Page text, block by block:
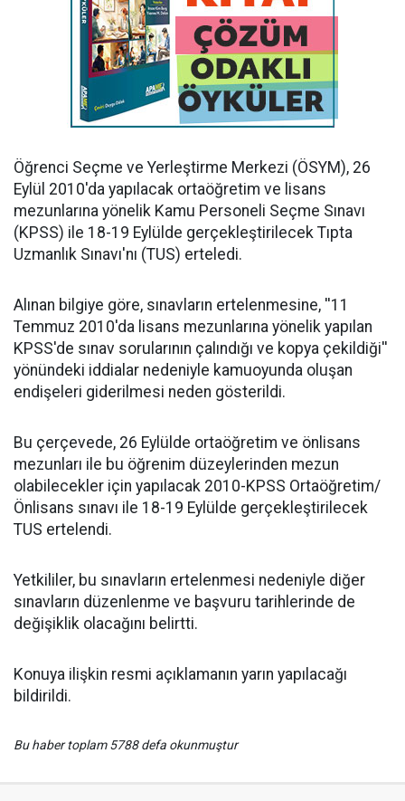
Öğrenci Seçme ve Yerleştirme Merkezi (ÖSYM), 26
Eylül 2010'da yapılacak ortaöğretim ve lisans
mezunlarına yönelik Kamu Personeli Seçme Sınavı
(KPSS) ile 18-19 Eylülde gerçekleştirilecek Tıpta
Uzmanlık Sınavı'nı (TUS) erteledi.
Alınan bilgiye göre, sınavların ertelenmesine, ''11
Temmuz 2010'da lisans mezunlarına yönelik yapılan
KPSS'de sınav sorularının çalındığı ve kopya çekildiği''
yönündeki iddialar nedeniyle kamuoyunda oluşan
endişeleri giderilmesi neden gösterildi.
Bu çerçevede, 26 Eylülde ortaöğretim ve önlisans
mezunları ile bu öğrenim düzeylerinden mezun
olabilecekler için yapılacak 2010-KPSS Ortaöğretim/
Önlisans sınavı ile 18-19 Eylülde gerçekleştirilecek
TUS ertelendi.
Yetkililer, bu sınavların ertelenmesi nedeniyle diğer
sınavların düzenlenme ve başvuru tarihlerinde de
değişiklik olacağını belirtti.
Konuya ilişkin resmi açıklamanın yarın yapılacağı
bildirildi.
Bu haber toplam 5788 defa okunmuştur